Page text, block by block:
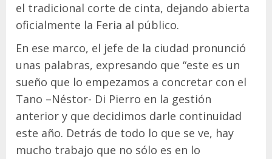
el tradicional corte de cinta, dejando abierta
oficialmente la Feria al público.
En ese marco, el jefe de la ciudad pronunció
unas palabras, expresando que “este es un
sueño que lo empezamos a concretar con el
Tano –Néstor- Di Pierro en la gestión
anterior y que decidimos darle continuidad
este año. Detrás de todo lo que se ve, hay
mucho trabajo que no sólo es en lo